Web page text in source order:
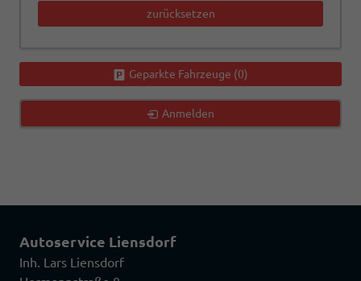
zurücksetzen
Geparkte Fahrzeuge (0)
Anmelden
Autoservice Liensdorf
Inh. Lars Liensdorf